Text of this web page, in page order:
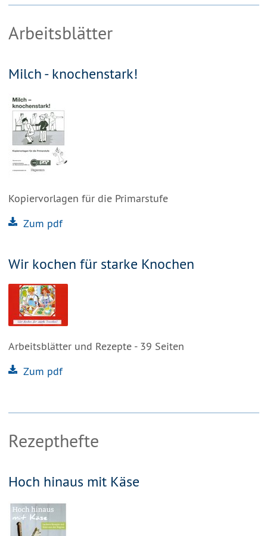
Arbeitsblätter
Milch - knochenstark!
Kopiervorlagen für die Primarstufe
Zum pdf
Wir kochen für starke Knochen
Arbeitsblätter und Rezepte - 39 Seiten
Zum pdf
Rezepthefte
Hoch hinaus mit Käse